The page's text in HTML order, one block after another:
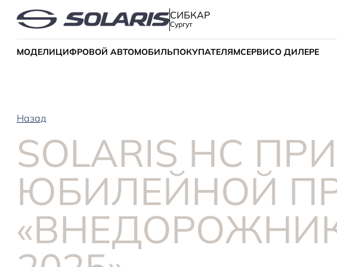
СИБКАР
Сургут
МОДЕЛИЦИФРОВОЙ АВТОМОБИЛЬПОКУПАТЕЛЯМСЕРВИСО ДИЛЕРЕ
Назад
SOLARIS HC
ЮБИЛЕЙНОЙ